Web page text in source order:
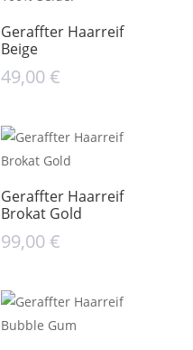
Geraffter Haarreif
Beige
49,00€
Geraffter Haarreif
Brokat Gold
99,00€